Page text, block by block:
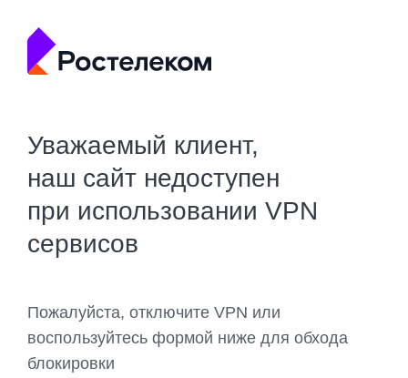
Уважаемый клиент,
наш сайт недоступен
при использовании VPN
сервисов
Пожалуйста, отключите VPN или
воспользуйтесь формой ниже для обхода
блокировки